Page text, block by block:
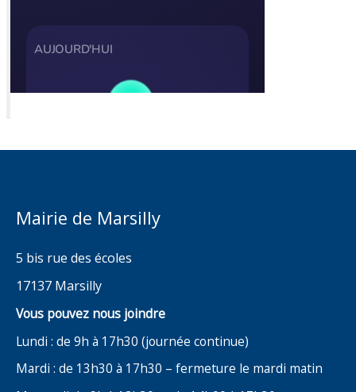
Mairie de Marsilly
5 bis rue des écoles
17137 Marsilly
Vous pouvez nous joindre
Lundi : de 9h à 17h30 (journée continue)
Mardi : de 13h30 à 17h30 – fermeture le mardi matin